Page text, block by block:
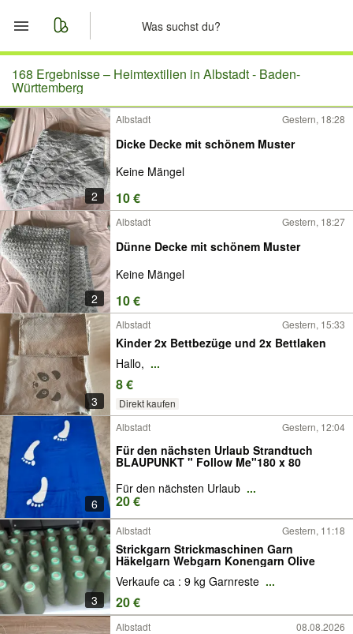
Start
Merkliste
Nachrichten
Anzeige aufgeben
168 Ergebnisse – Heimtextilien in Albstadt - Baden-
Württemberg
2
Albstadt Gestern, 18:28
Dicke Decke mit schönem Muster
Keine Mängel
10 €
2
Albstadt Gestern, 18:27
Dünne Decke mit schönem Muster
Keine Mängel
10 €
3
Albstadt Gestern, 15:33
Kinder 2x Bettbezüge und 2x Bettlaken
Hallo, ...
8 €
Direkt kaufen
6
Albstadt Gestern, 12:04
Für den nächsten Urlaub Strandtuch
BLAUPUNKT " Follow Me"180 x 80
Für den nächsten Urlaub ...
20 €
3
Albstadt Gestern, 11:18
Strickgarn Strickmaschinen Garn
Häkelgarn Webgarn Konengarn Olive
Verkaufe ca : 9 kg Garnreste ...
20 €
Albstadt 08.08.2026